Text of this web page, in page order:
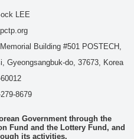
LEE
Building #501 POSTECH,
Gyeongsangbuk-do, 37673, Korea
8679
Government through the
Fund and the Lottery Fund, and
its activities.